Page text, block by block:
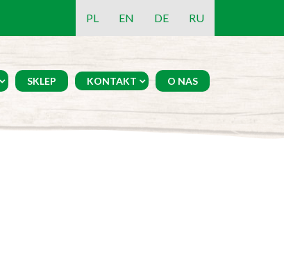
PL EN DE RU
SKLEP KONTAKT O NAS